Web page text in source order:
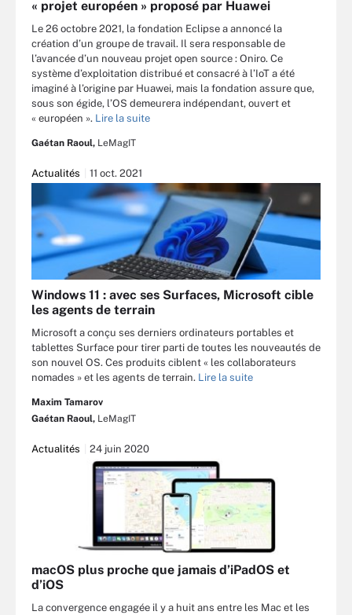
« projet européen » proposé par Huawei
Le 26 octobre 2021, la fondation Eclipse a annoncé la
création d’un groupe de travail. Il sera responsable de
l’avancée d’un nouveau projet open source : Oniro. Ce
système d’exploitation distribué et consacré à l’IoT a été
imaginé à l’origine par Huawei, mais la fondation assure que,
sous son égide, l’OS demeurera indépendant, ouvert et
« européen ». Lire la suite
Gaétan Raoul, LeMagIT
Actualités 11 oct. 2021
Windows 11 : avec ses Surfaces, Microsoft cible
les agents de terrain
Microsoft a conçu ses derniers ordinateurs portables et
tablettes Surface pour tirer parti de toutes les nouveautés de
son nouvel OS. Ces produits ciblent « les collaborateurs
nomades » et les agents de terrain. Lire la suite
Maxim Tamarov
Gaétan Raoul, LeMagIT
Actualités 24 juin 2020
macOS plus proche que jamais d’iPadOS et
d’iOS
La convergence engagée il y a huit ans entre les Mac et les